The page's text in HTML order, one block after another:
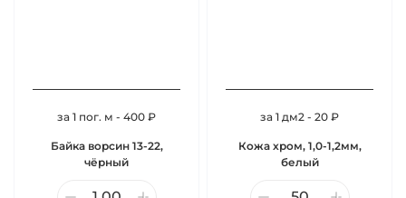
за 1 пог. м - 400 ₽
Байка ворсин 13-22,
чёрный
за 1 дм2 - 20 ₽
Кожа хром, 1,0-1,2мм,
белый